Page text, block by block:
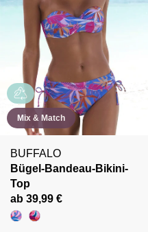
Mix & Match
BUFFALO
Bügel-Bandeau-Bikini-
Top
ab 39,99 €